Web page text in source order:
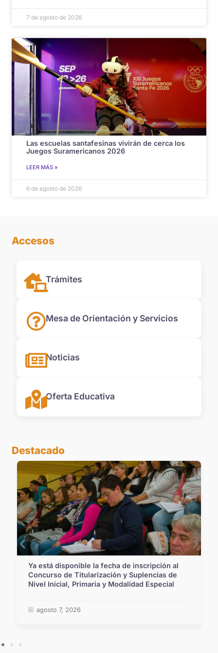
7 de agosto de 2026
Las escuelas santafesinas vivirán de cerca los
Juegos Suramericanos 2026
LEER MÁS »
6 de agosto de 2026
Accesos
Trámites
Mesa de Orientación y Servicios
Noticias
Oferta Educativa
Destacado
Las escuelas santafesinas vivirán de cerca los
Juegos Suramericanos 2026
agosto 6, 2026